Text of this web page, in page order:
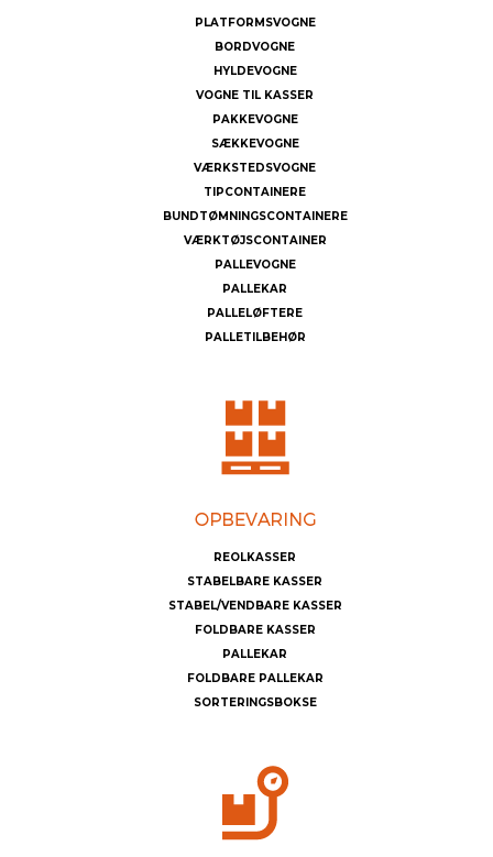
PLATFORMSVOGNE
BORDVOGNE
HYLDEVOGNE
VOGNE TIL KASSER
PAKKEVOGNE
SÆKKEVOGNE
VÆRKSTEDSVOGNE
TIPCONTAINERE
BUNDTØMNINGSCONTAINERE
VÆRKTØJSCONTAINER
PALLEVOGNE
PALLEKAR
PALLELØFTERE
PALLETILBEHØR
REOLKASSER
STABELBARE KASSER
STABEL/VENDBARE KASSER
FOLDBARE KASSER
PALLEKAR
FOLDBARE PALLEKAR
SORTERINGSBOKSE